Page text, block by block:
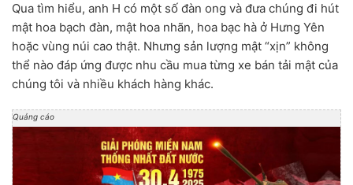
Qua tìm hiểu, anh H có một số đàn ong và đưa chúng đi hút
mật hoa bạch đàn, mật hoa nhãn, hoa bạc hà ở Hưng Yên
hoặc vùng núi cao thật. Nhưng sản lượng mật “xịn” không
thể nào đáp ứng được nhu cầu mua từng xe bán tải mật của
chúng tôi và nhiều khách hàng khác.
Quảng cáo